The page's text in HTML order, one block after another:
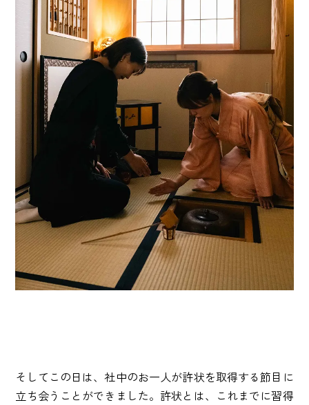
そしてこの日は、社中のお一人が許状を取得する節目に
立ち会うことができました。許状とは、これまでに習得